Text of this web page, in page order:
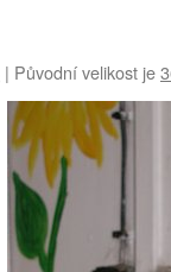
| Původní velikost je